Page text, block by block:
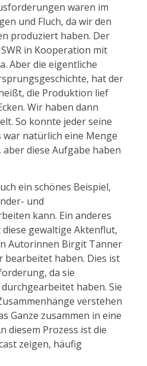
waren im
und Fluch, da wir den
produziert haben. Der
in Kooperation mit
Aber die eigentliche
hat der
die Produktion lief
Wir haben dann
So konnte jeder seine
war natürlich eine Menge
diese Aufgabe haben
ein schönes Beispiel,
und
kann. Ein anderes
gewaltige Aktenflut,
Autorinnen Birgit Tanner
bearbeitet haben. Dies ist
da sie
haben. Sie
verstehen
Ganze zusammen in eine
diesem Prozess ist die
zeigen, häufig